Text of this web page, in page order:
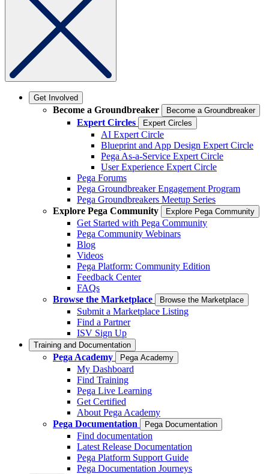
Get Involved
Become a Groundbreaker Become a Groundbreaker
Expert Circles Expert Circles
AI Expert Circle
Blueprint and App Design Expert Circle
Pega As-a-Service Expert Circle
User Experience Expert Circle
Pega Forums
Pega Groundbreaker Engagement Program
Pega Groundbreakers Meetup Series
Explore Pega Community
Explore Pega Community
Get Started with Pega Community
Pega Community Webinars
Blog
Videos
Pega Platform: Community Edition
Feedback Center
FAQs
Browse the Marketplace
Browse the Marketplace
Submit a Marketplace Listing
Find a Partner
ISV Sign Up
Training and Documentation
Pega Academy Pega Academy
My Dashboard
Find Training
Pega Live Learning
Get Certified
About Pega Academy
Pega Documentation
Pega Documentation
Find documentation
Latest Release Documentation
Pega Platform Support Guide
Pega Documentation Journeys